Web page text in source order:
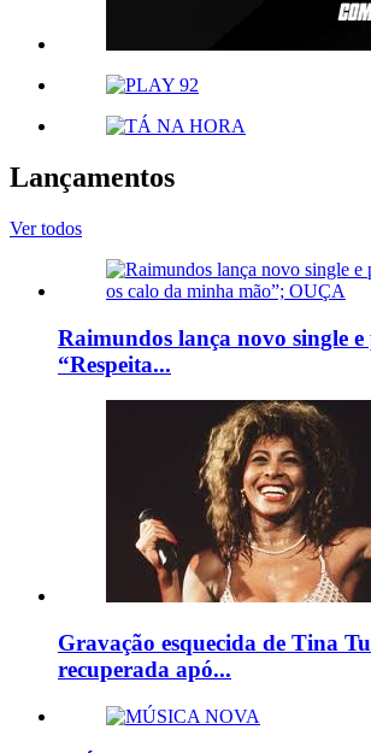
Lançamentos
Ver todos
Raimundos lança novo single e
“Respeita...
Gravação esquecida de Tina
recuperada apó...